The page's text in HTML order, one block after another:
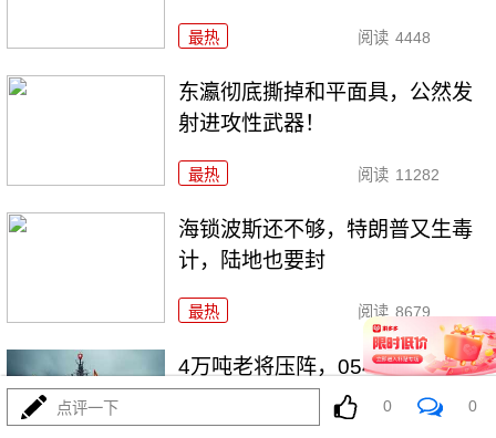
最热 阅读 4448
东瀛彻底撕掉和平面具，公然发
射进攻性武器！
最热 阅读 11282
海锁波斯还不够，特朗普又生毒
计，陆地也要封
最热 阅读 8679
4万吨老将压阵，054B新锐亮
相：美菲仔细品品
点评一下 0 0